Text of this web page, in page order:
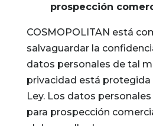
prospección
COSMOPOLITAN está
salvaguardar la
datos personales de tal
privacidad está protegida
Ley. Los datos
para prospección